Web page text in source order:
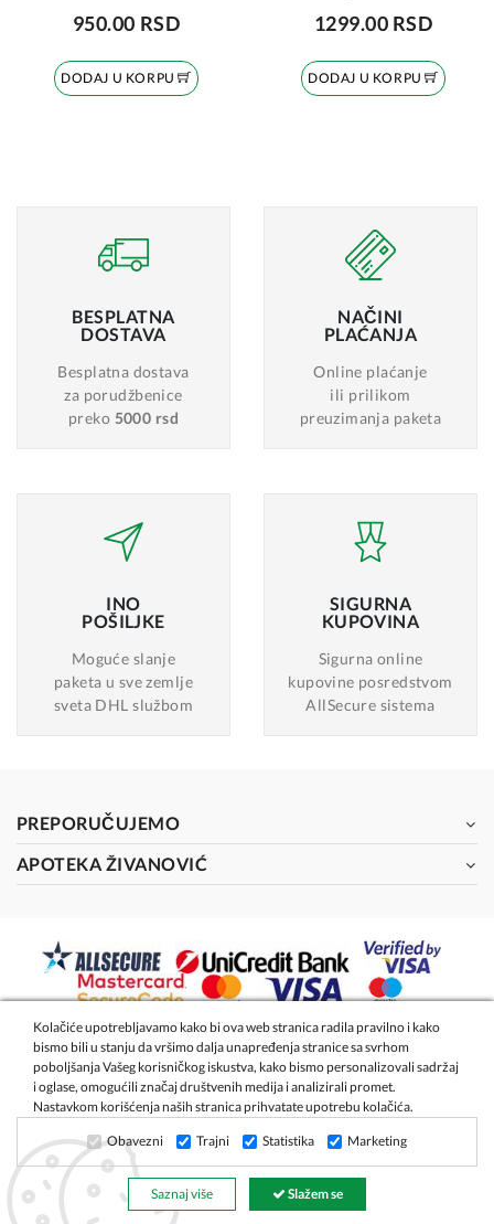
950.00 RSD
DODAJ U KORPU
1299.00 RSD
DODAJ U KORPU
BESPLATNA
DOSTAVA
Besplatna dostava
za porudžbenice
preko 5000 rsd
NAČINI
PLAĆANJA
Online plaćanje
ili prilikom
preuzimanja paketa
INO
POŠILJKE
Moguće slanje
paketa u sve zemlje
sveta DHL službom
SIGURNA
KUPOVINA
Sigurna online
kupovine posredstvom
AllSecure sistema
PREPORUČUJEMO
APOTEKA ŽIVANOVIĆ
2026 - Apoteka Magistra Živanović
Kolačiće upotrebljavamo kako bi ova web stranica radila pravilno i kako
bismo bili u stanju da vršimo dalja unapređenja stranice sa svrhom
poboljšanja Vašeg korisničkog iskustva, kako bismo personalizovali sadržaj
i oglase, omogućili značaj društvenih medija i analizirali promet.
Nastavkom korišćenja naših stranica prihvatate upotrebu kolačića.
Obavezni Trajni Statistika Marketing
Saznaj više Slažem se